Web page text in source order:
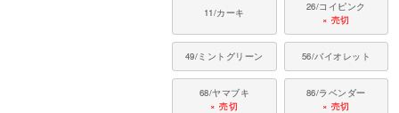
11/カーキ
26/コイピンク
× 売切
49/ミントグリーン 56/バイオレット
68/ヤマブキ
× 売切
86/ラベンダー
× 売切